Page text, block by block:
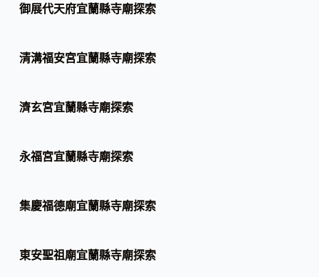
御展代天府宜蘭縣寺廟探索
清溝福安宮宜蘭縣寺廟探索
濟玄宮宜蘭縣寺廟探索
永福宮宜蘭縣寺廟探索
集慶福德廟宜蘭縣寺廟探索
東安聖祖廟宜蘭縣寺廟探索